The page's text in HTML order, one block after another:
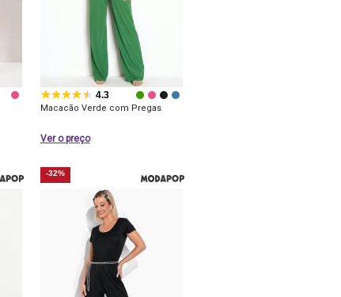
4.3
Macacão Verde com Pregas
Ver o preço
-32%